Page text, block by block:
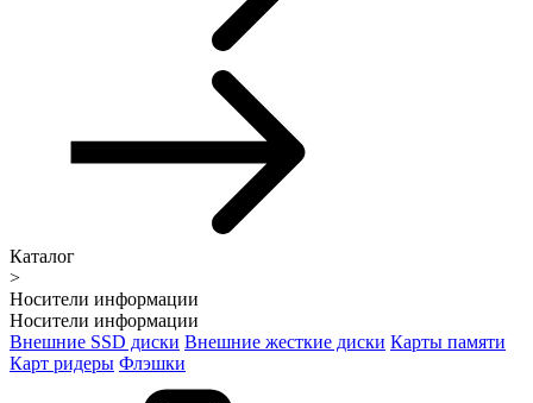
Каталог
>
Носители информации
Носители информации
Внешние SSD диски Внешние жесткие диски Карты памяти
Карт ридеры Флэшки